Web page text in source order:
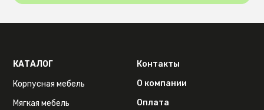
КАТАЛОГ
Корпусная мебель
Мягкая мебель
Контакты
О компании
Оплата